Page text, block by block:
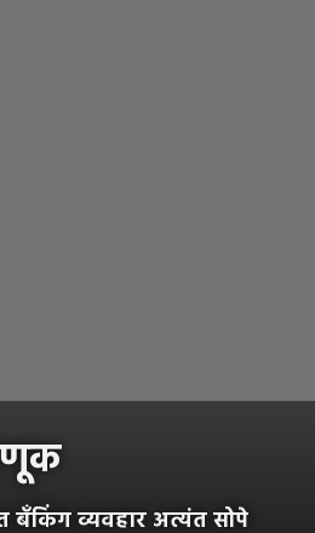
बँकिंग व्यवहार अत्यंत सोपे